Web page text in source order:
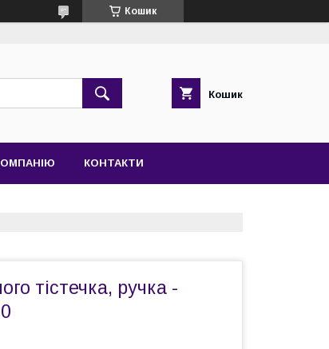
Кошик
Кошик
КОНТАКТИ
тістечка, ручка -